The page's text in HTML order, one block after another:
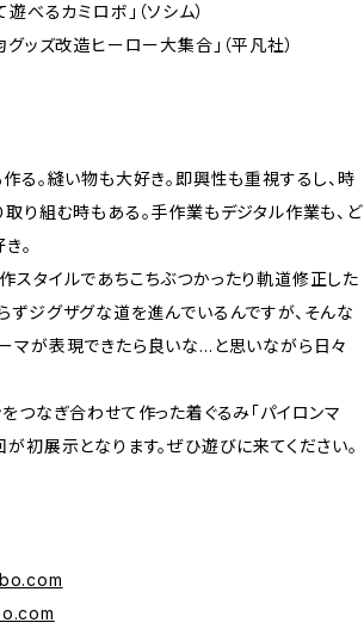
べるカミロボ」（ソシム）
造ヒーロー大集合」（平凡社）
る。縫い物も大好き。即興性も重視するし、時
取り組む時もある。手作業もデジタル作業も、ど
。
スタイルであちこちぶつかったり軌道修正した
ずジグザグな道を進んでいるんですが、そんな
マが表現できたら良いな…と思いながら日々
つなぎ合わせて作った着ぐるみ「パイロンマ
初展示となります。ぜひ遊びに来てください。